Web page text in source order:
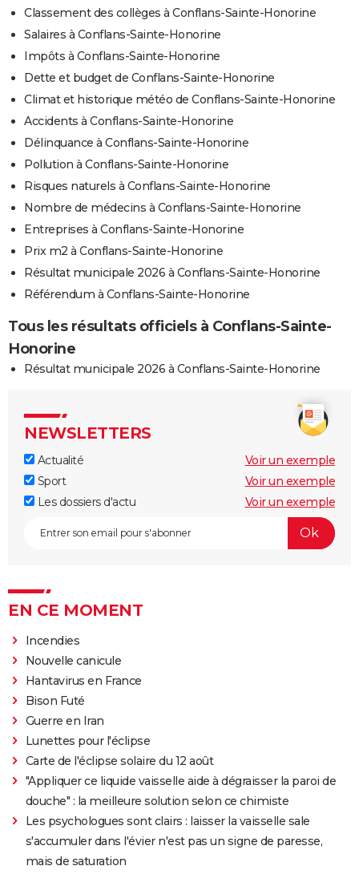
Classement des collèges à Conflans-Sainte-Honorine
Salaires à Conflans-Sainte-Honorine
Impôts à Conflans-Sainte-Honorine
Dette et budget de Conflans-Sainte-Honorine
Climat et historique météo de Conflans-Sainte-Honorine
Accidents à Conflans-Sainte-Honorine
Délinquance à Conflans-Sainte-Honorine
Pollution à Conflans-Sainte-Honorine
Risques naturels à Conflans-Sainte-Honorine
Nombre de médecins à Conflans-Sainte-Honorine
Entreprises à Conflans-Sainte-Honorine
Prix m2 à Conflans-Sainte-Honorine
Résultat municipale 2026 à Conflans-Sainte-Honorine
Référendum à Conflans-Sainte-Honorine
Tous les résultats officiels à Conflans-Sainte-
Honorine
Résultat municipale 2026 à Conflans-Sainte-Honorine
NEWSLETTERS
Actualité
Voir un exemple
Sport
Voir un exemple
Les dossiers d'actu
Voir un exemple
EN CE MOMENT
Incendies
Nouvelle canicule
Hantavirus en France
Bison Futé
Guerre en Iran
Lunettes pour l'éclipse
Carte de l'éclipse solaire du 12 août
"Appliquer ce liquide vaisselle aide à dégraisser la paroi de
douche" : la meilleure solution selon ce chimiste
Les psychologues sont clairs : laisser la vaisselle sale
s'accumuler dans l'évier n'est pas un signe de paresse,
mais de saturation